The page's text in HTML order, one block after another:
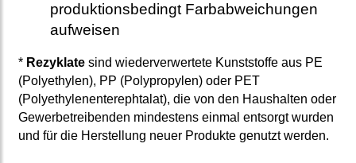
produktionsbedingt Farbabweichungen
aufweisen
* Rezyklate sind wiederverwertete Kunststoffe aus PE
(Polyethylen), PP (Polypropylen) oder PET
(Polyethylenenterephtalat), die von den Haushalten oder
Gewerbetreibenden mindestens einmal entsorgt wurden
und für die Herstellung neuer Produkte genutzt werden.